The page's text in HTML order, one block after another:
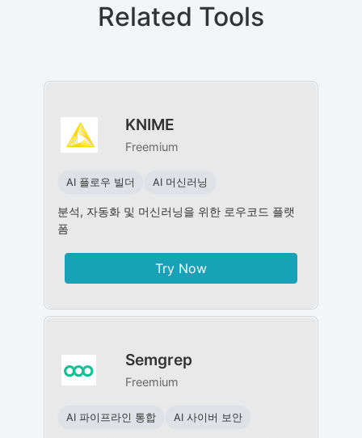
Related Tools
KNIME
Freemium
AI 플로우 빌더 AI 머신러닝
분석, 자동화 및 머신러닝을 위한 로우코드 플랫
폼
Try Now
Semgrep
Freemium
AI 파이프라인 통합 AI 사이버 보안